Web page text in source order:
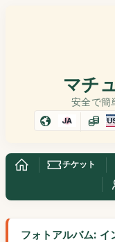
マチ
安全で簡
JA
チケット
フォトアルバム: イ